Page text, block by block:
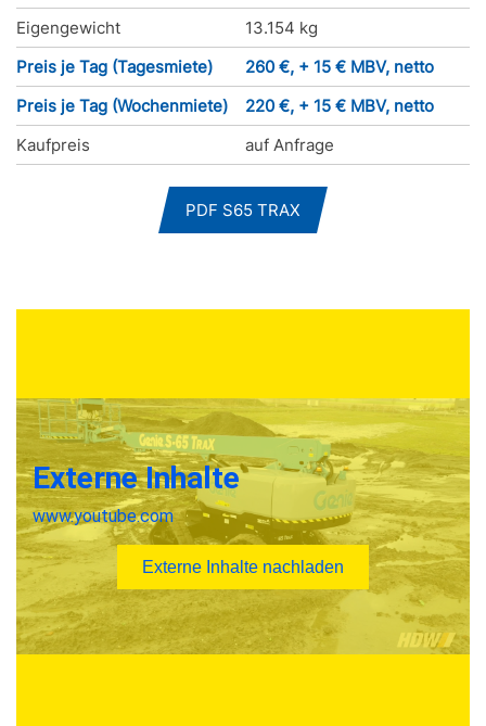
Eigengewicht
13.154 kg
Preis je Tag (Tagesmiete)
260 €, + 15 € MBV, netto
Preis je Tag (Wochenmiete)
220 €, + 15 € MBV, netto
Kaufpreis
auf Anfrage
PDF S65 TRAX